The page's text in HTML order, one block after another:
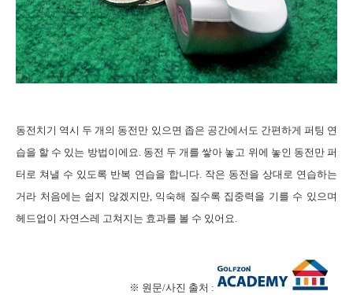
동전치기 역시 두 개의 동전만 있으면 좁은 공간에서도 간편하게 퍼팅 연
습을 할 수 있는 방법이에요. 동전 두 개를 쌓아 놓고 위에 놓인 동전만 퍼
터로 쳐낼 수 있도록 반복 연습을 합니다. 작은 동전을 상대로 연습하는
거라 처음에는 쉽지 않겠지만, 익숙해 질수록 집중력을 기를 수 있으며
헤드업이 자연스레 고쳐지는 효과를 볼 수 있어요.
※ 원문/사진 출처 :